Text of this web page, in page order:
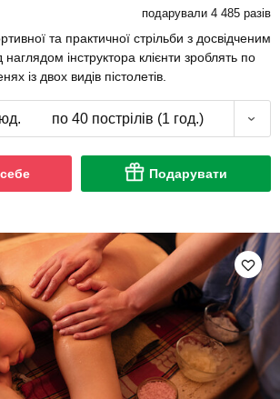
подарували 4 485 разів
та практичної стрільби з досвідченим
інструктора клієнти зроблять по
із двох видів пістолетів.
по 40 пострілів (1 год.)
Подарувати